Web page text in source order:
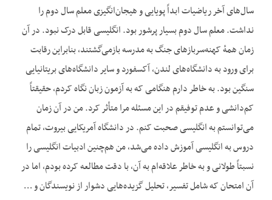
سال‌های آخر ریاضیات ابداً پویایی و هیجان‌انگیزی معلم سال دوم را
نداشت. معلم سال دوم بسیار پرشور بود. انگلیسی قابل درک نبود. در آن
زمان همهٔ کهنه‌سربازهای جنگ به مدرسه بازمی‌گشتند، بنابراین رقابت
برای ورود به دانشگاه‌های لندن، آکسفورد و سایر دانشگاه‌های بریتانیایی
سنگین بود. به خاطر دارم هنگامی که به آزمون زبان نگاه کردم، حقیقتاً
کم‌دانشی و عدم توفیقم در این مسئله مرا متأثر کرد. من در آن زمان
می‌توانستم به انگلیسی صحبت کنم. در دانشگاه آمریکایی بیروت، تمام
دروس به انگلیسی آموزش داده می‌شد، من‌ هم‌چنین ادبیات انگلیسی را
نسبتاً طولانی و به خاطر علاقه‌ام به آن، با دقت مطالعه کرده بودم، اما در
آن امتحان که شامل تفسیر، تحلیل گزیده‌هایی دشوار از نویسندگان و …